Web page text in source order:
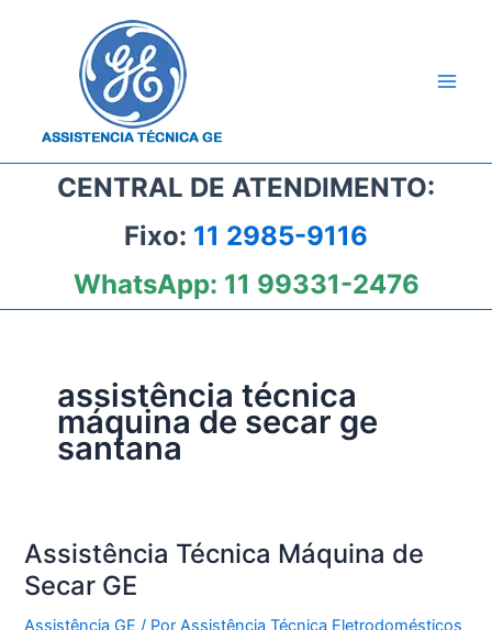
CENTRAL DE ATENDIMENTO:
Fixo: 11 2985-9116
WhatsApp: 11 99331-2476
assistência técnica
máquina de secar ge
santana
Assistência Técnica Máquina de
Secar GE
Assistência GE / PorAssistência Técnica Eletrodomésticos